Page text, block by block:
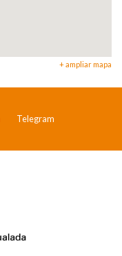
+ ampliar mapa
Telegram